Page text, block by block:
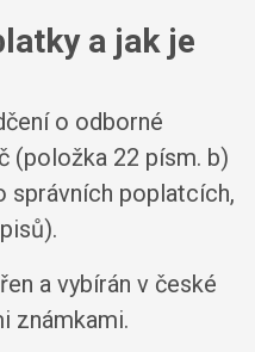
a jak je
o odborné
(položka 22 písm. b)
správních poplatcích,
a vybírán v české
známkami.